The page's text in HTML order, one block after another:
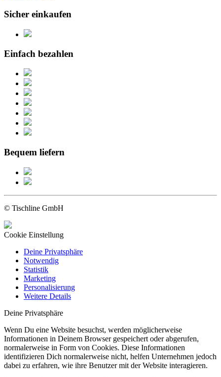
Sicher einkaufen
Einfach bezahlen
Bequem liefern
© Tischline GmbH
Cookie Einstellung
Deine Privatsphäre
Notwendig
Statistik
Marketing
Personalisierung
Weitere Details
Deine Privatsphäre
Wenn Du eine Website besuchst, werden möglicherweise
Informationen in Deinem Browser gespeichert oder abgerufen,
normalerweise in Form von Cookies. Diese Informationen
identifizieren Dich normalerweise nicht, helfen Unternehmen jedoch
dabei zu erfahren, wie ihre Benutzer mit der Website interagieren.